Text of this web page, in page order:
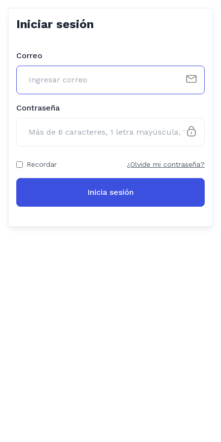
Iniciar sesión
Correo
Contraseña
Recordar ¿Olvide mi contraseña?